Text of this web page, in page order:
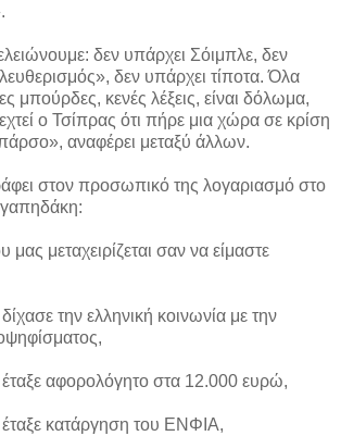
δεν υπάρχει Σόιμπλε, δεν
δεν υπάρχει τίποτα. Όλα
μπούρδες, κενές λέξεις, είναι δόλωμα,
ο Τσίπρας ότι πήρε μια χώρα σε κρίση
αναφέρει μεταξύ άλλων.
στον προσωπικό της λογαριασμό στο
μεταχειρίζεται σαν να είμαστε
την ελληνική κοινωνία με την
αφορολόγητο στα 12.000 ευρώ,
κατάργηση του ΕΝΦΙΑ,